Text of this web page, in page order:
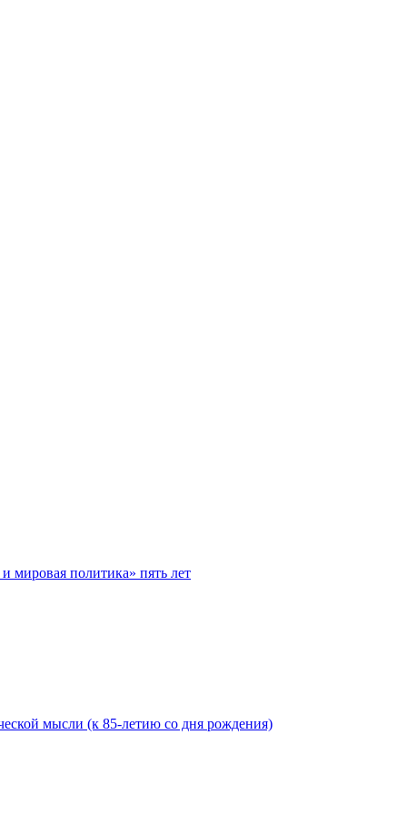
политика» пять лет
мысли (к 85-летию со дня рождения)